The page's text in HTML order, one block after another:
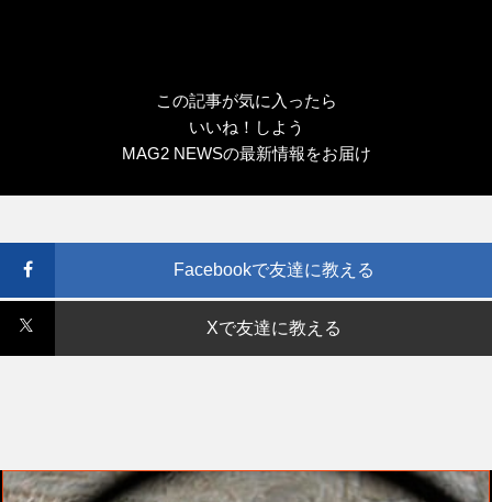
この記事が気に入ったら
いいね！しよう
MAG2 NEWSの最新情報をお届け
Facebookで友達に教える
Xで友達に教える